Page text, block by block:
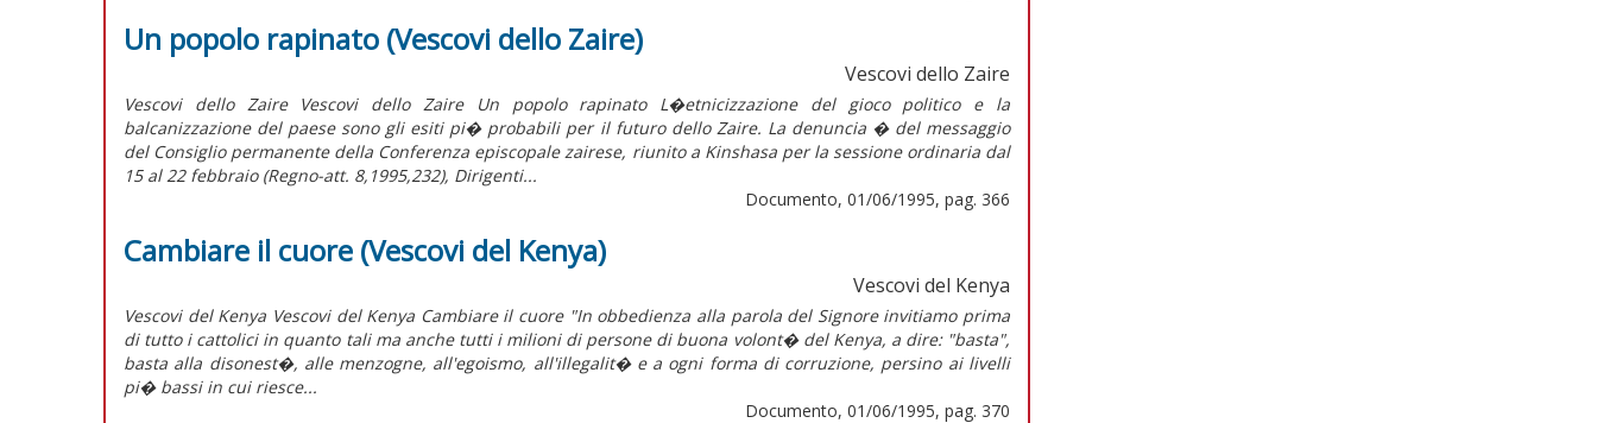
Un popolo rapinato (Vescovi dello Zaire)
Vescovi dello Zaire
Vescovi dello Zaire Vescovi dello Zaire Un popolo rapinato L�etnicizzazione del gioco politico e la
balcanizzazione del paese sono gli esiti pi� probabili per il futuro dello Zaire. La denuncia � del messaggio
del Consiglio permanente della Conferenza episcopale zairese, riunito a Kinshasa per la sessione ordinaria dal
15 al 22 febbraio (Regno-att. 8,1995,232), Dirigenti...
Documento, 01/06/1995, pag. 366
Cambiare il cuore (Vescovi del Kenya)
Vescovi del Kenya
Vescovi del Kenya Vescovi del Kenya Cambiare il cuore "In obbedienza alla parola del Signore invitiamo prima
di tutto i cattolici in quanto tali ma anche tutti i milioni di persone di buona volont� del Kenya, a dire: "basta",
basta alla disonest�, alle menzogne, all'egoismo, all'illegalit� e a ogni forma di corruzione, persino ai livelli
pi� bassi in cui riesce...
Documento, 01/06/1995, pag. 370